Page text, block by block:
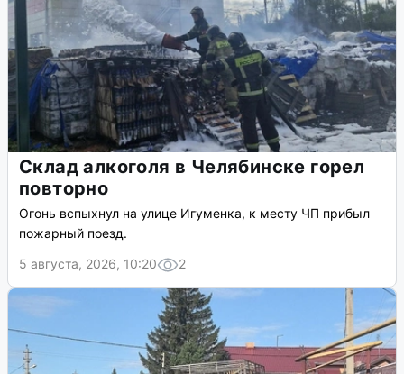
Склад алкоголя в Челябинске горел
повторно
Огонь вспыхнул на улице Игуменка, к месту ЧП прибыл
пожарный поезд.
5 августа, 2026, 10:20
2